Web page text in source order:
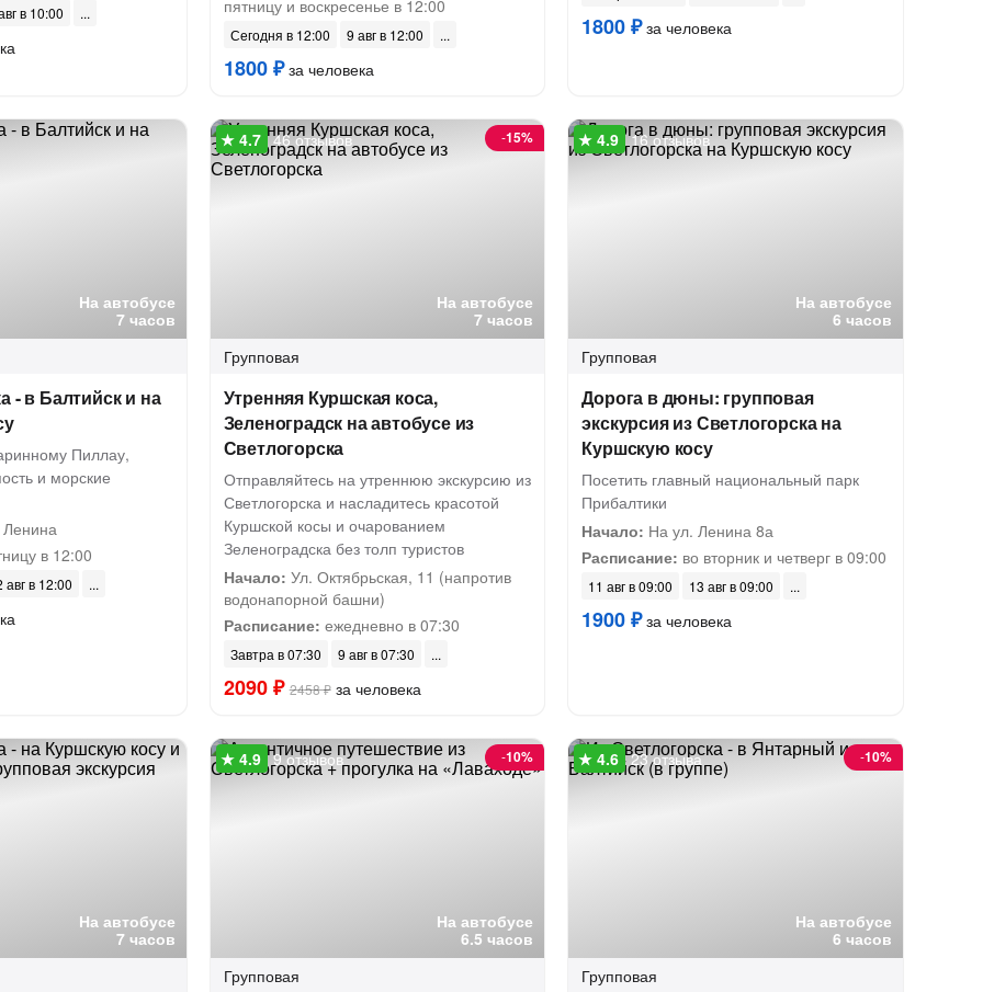
в 10:00 пятницу и воскресенье в 12:00
Сегодня в 12:00 9 авг в 12:00
1800 ₽за человека
1800 ₽за человека
На автобусе
7 часов
- в Балтийск и на
Пиллау,
и морские
в 12:00
авг в 12:00
На автобусе
7 часов
-15%
46 отзывов
Групповая
Утренняя Куршская коса,
Зеленоградск на автобусе из
Светлогорска
Отправляйтесь на утреннюю экскурсию из
Светлогорска и насладитесь красотой
Куршской косы и очарованием
Зеленоградска без толп туристов
Начало: Ул. Октябрьская, 11 (напротив
водонапорной башни)
Расписание: ежедневно в 07:30
Завтра в 07:30 9 авг в 07:30
2090 ₽ 2458 ₽за человека
На автобусе
6 часов
16 отзывов
Групповая
Дорога в дюны: групповая
экскурсия из Светлогорска на
Куршскую косу
Посетить главный национальный парк
Прибалтики
Начало: На ул. Ленина 8а
Расписание: во вторник и четверг в 09:00
11 авг в 09:00 13 авг в 09:00
1900 ₽за человека
На автобусе
7 часов
На автобусе
6.5 часов
-10%
9 отзывов
Групповая
На автобусе
6 часов
-10%
23 отзыва
Групповая